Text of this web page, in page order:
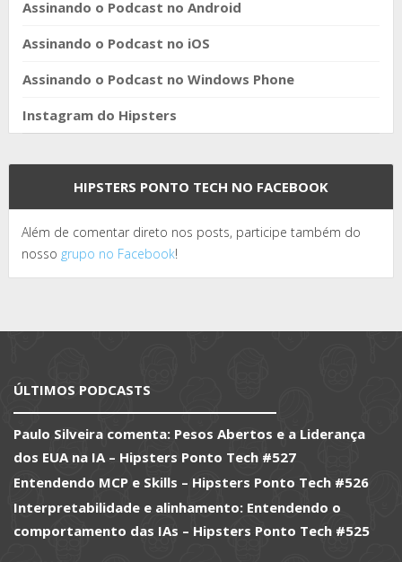
Assinando o Podcast no Android
Assinando o Podcast no iOS
Assinando o Podcast no Windows Phone
Instagram do Hipsters
HIPSTERS PONTO TECH NO FACEBOOK
Além de comentar direto nos posts, participe também do
nosso grupo no Facebook!
ÚLTIMOS PODCASTS
Paulo Silveira comenta: Pesos Abertos e a Liderança
dos EUA na IA – Hipsters Ponto Tech #527
Entendendo MCP e Skills – Hipsters Ponto Tech #526
Interpretabilidade e alinhamento: Entendendo o
comportamento das IAs – Hipsters Ponto Tech #525